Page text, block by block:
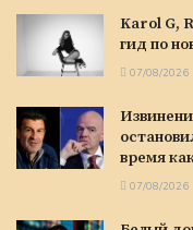
Karol G,
гид по
07/08/2026
время
07/08/2026